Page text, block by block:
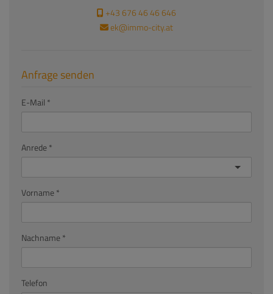
+43 676 46 46 646
ek@immo-city.at
Anfrage senden
E-Mail
Anrede
Vorname
Nachname
Telefon